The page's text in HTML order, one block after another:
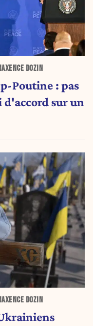
DOZIN
Poutine : pas
d'accord sur un
DOZIN